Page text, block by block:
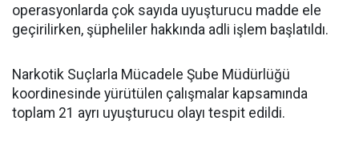
operasyonlarda çok sayıda uyuşturucu madde ele
geçirilirken, şüpheliler hakkında adli işlem başlatıldı.
Narkotik Suçlarla Mücadele Şube Müdürlüğü
koordinesinde yürütülen çalışmalar kapsamında
toplam 21 ayrı uyuşturucu olayı tespit edildi.